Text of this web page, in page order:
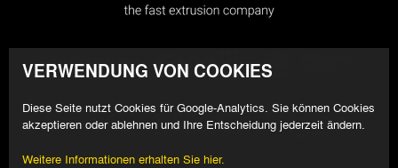
VERWENDUNG VON COOKIES
Diese Seite nutzt Cookies für Google-Analytics. Sie können Cookies
akzeptieren oder ablehnen und Ihre Entscheidung jederzeit ändern.
Weitere Informationen erhalten Sie hier.